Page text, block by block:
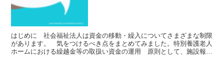
はじめに 社会福祉法人は資金の移動・繰入についてさまざまな制限
があります。 気をつけるべき点をまとめてみました。特別養護老人
ホームにおける繰越金等の取扱い資金の運用 原則として、施設報酬